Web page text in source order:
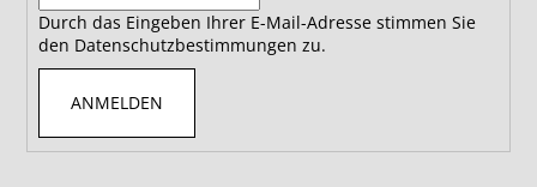
Durch das Eingeben Ihrer E-Mail-Adresse stimmen Sie
den Datenschutzbestimmungen zu.
ANMELDEN